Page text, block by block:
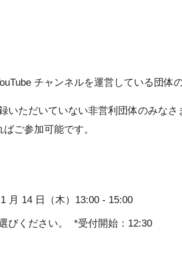
チャンネルを運営している団体
いただいていない非営利団体のみなさ
ご参加可能です。
月 14 日（木）13:00 - 15:00
びください。 *受付開始：12:30